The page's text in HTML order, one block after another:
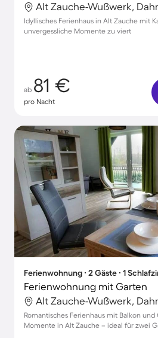
Idyllisches Ferienhaus in Alt Zauche mit
unvergessliche Momente zu viert
ab 81 €
pro Nacht
Ferienwohnung ∙ 2 Gäste ∙ 1
Ferienwohnung mit Garten
Romantisches Ferienhaus mit Balkon
Momente in Alt Zauche – ideal für zwei